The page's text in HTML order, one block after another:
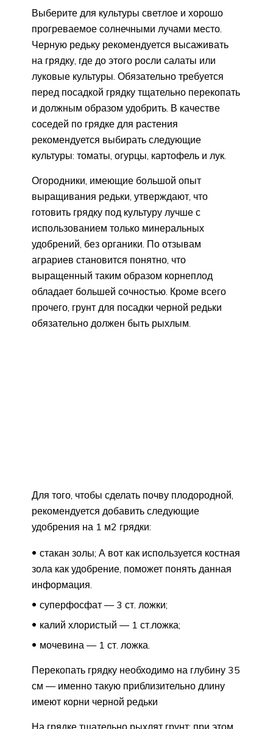
Выберите для культуры светлое и хорошо
прогреваемое солнечными лучами место.
Черную редьку рекомендуется высаживать
на грядку, где до этого росли салаты или
луковые культуры. Обязательно требуется
перед посадкой грядку тщательно перекопать
и должным образом удобрить. В качестве
соседей по грядке для растения
рекомендуется выбирать следующие
культуры: томаты, огурцы, картофель и лук.
Огородники, имеющие большой опыт
выращивания редьки, утверждают, что
готовить грядку под культуру лучше с
использованием только минеральных
удобрений, без органики. По отзывам
аграриев становится понятно, что
выращенный таким образом корнеплод
обладает большей сочностью. Кроме всего
прочего, грунт для посадки черной редьки
обязательно должен быть рыхлым.
Для того, чтобы сделать почву плодородной,
рекомендуется добавить следующие
удобрения на 1 м2 грядки:
стакан золы; А вот как используется костная
зола как удобрение, поможет понять данная
информация.
суперфосфат — 3 ст. ложки;
калий хлористый — 1 ст.ложка;
мочевина — 1 ст. ложка.
Перекопать грядку необходимо на глубину 35
см — именно такую приблизительно длину
имеют корни черной редьки
На грядке тщательно рыхлят грунт: при этом